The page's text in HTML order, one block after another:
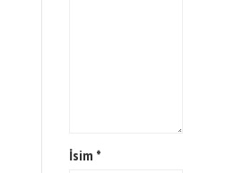
İsim *